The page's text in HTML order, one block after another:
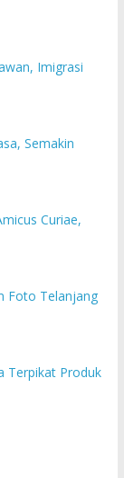
Imigrasi
Semakin
Curiae,
Foto Telanjang
Terpikat Produk